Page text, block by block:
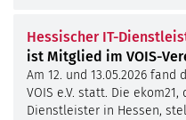
Hessischer IT-
ist Mitglied im VOIS-
Am 12. und 13.05.2026
VOIS e.V. statt. Die
Dienstleister in Hessen,